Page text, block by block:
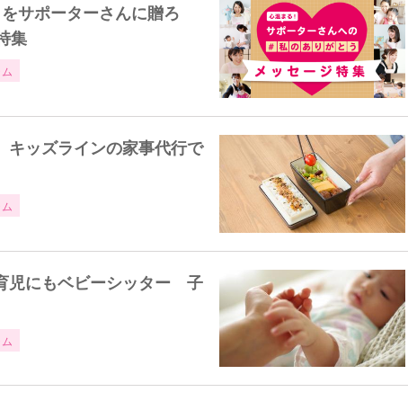
サポーターさんに贈ろ
集
キッズラインの家事代行で
児にもベビーシッター 子